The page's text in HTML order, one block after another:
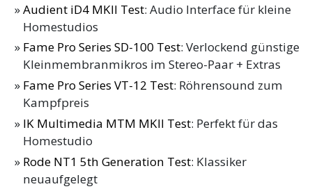
Audient iD4 MKII Test: Audio Interface für kleine
Homestudios
Fame Pro Series SD-100 Test: Verlockend günstige
Kleinmembranmikros im Stereo-Paar + Extras
Fame Pro Series VT-12 Test: Röhrensound zum
Kampfpreis
IK Multimedia MTM MKII Test: Perfekt für das
Homestudio
Rode NT1 5th Generation Test: Klassiker
neuaufgelegt